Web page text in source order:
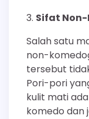
Sifat
Salah satu
non-
tersebut
Pori-pori
kulit mati
komedo dan